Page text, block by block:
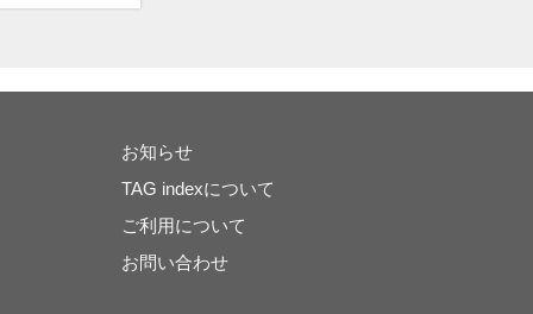
お知らせ
TAG indexについて
ご利用について
お問い合わせ